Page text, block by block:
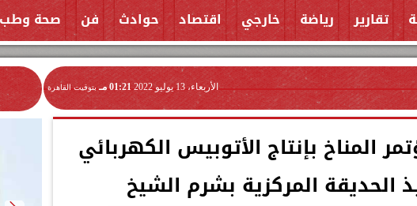
تقارير رياضة خارجي اقتصاد حوادث فن صحة وطب
الأربعاء، 13 يوليو 2022 01:21 مـ بتوقيت القاهرة
المناخ بإنتاج الأتوبيس الكهربائي
الحديقة المركزية بشرم الشيخ